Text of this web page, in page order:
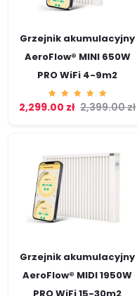
Grzejnik akumulacyjny
AeroFlow® MINI 650W
PRO WiFi 4-9m2
Ocenion
o2,399.00zł
2,299.00 zł
Grzejnik akumulacyjny
AeroFlow® MIDI 1950W